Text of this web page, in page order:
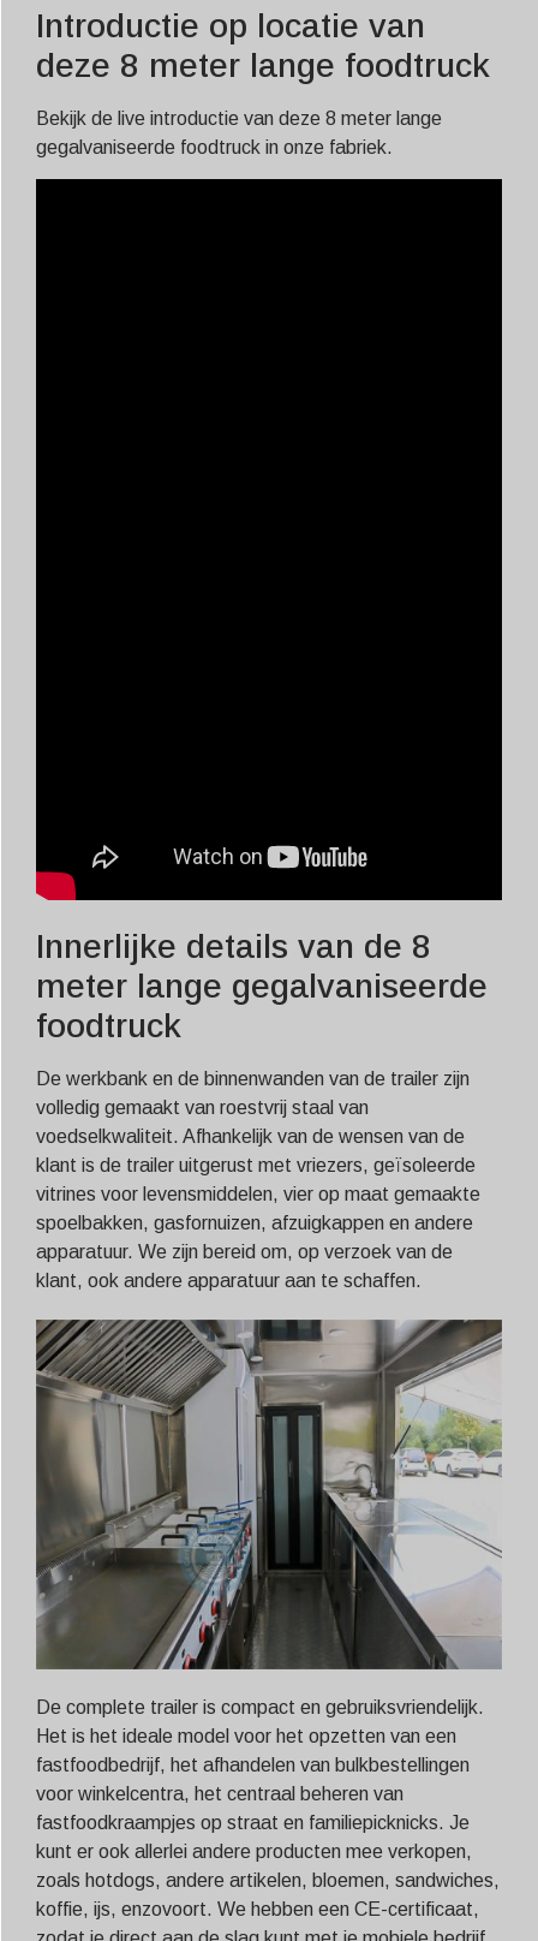
Introductie op locatie van
deze 8 meter lange foodtruck
Bekijk de live introductie van deze 8 meter lange
gegalvaniseerde foodtruck in onze fabriek.
Innerlijke details van de 8
meter lange gegalvaniseerde
foodtruck
De werkbank en de binnenwanden van de trailer zijn
volledig gemaakt van roestvrij staal van
voedselkwaliteit. Afhankelijk van de wensen van de
klant is de trailer uitgerust met vriezers, geïsoleerde
vitrines voor levensmiddelen, vier op maat gemaakte
spoelbakken, gasfornuizen, afzuigkappen en andere
apparatuur. We zijn bereid om, op verzoek van de
klant, ook andere apparatuur aan te schaffen.
De complete trailer is compact en gebruiksvriendelijk.
Het is het ideale model voor het opzetten van een
fastfoodbedrijf, het afhandelen van bulkbestellingen
voor winkelcentra, het centraal beheren van
fastfoodkraampjes op straat en familiepicknicks. Je
kunt er ook allerlei andere producten mee verkopen,
zoals hotdogs, andere artikelen, bloemen, sandwiches,
koffie, ijs, enzovoort. We hebben een CE-certificaat,